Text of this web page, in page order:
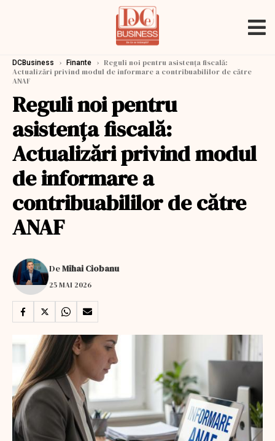
DCBusiness › Finante › Reguli noi pentru asistența fiscală:
Actualizări privind modul de informare a contribuabililor de către
ANAF
Reguli noi pentru
asistența fiscală:
Actualizări privind modul
de informare a
contribuabililor de către
ANAF
DeMihai Ciobanu
25 MAI 2026